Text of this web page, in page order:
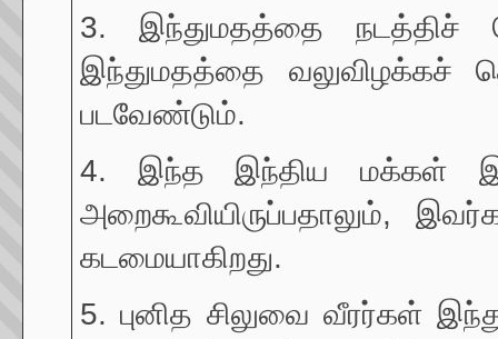
3. இந்துமதத்தை நடத்திச்
இந்துமதத்தை வலுவிழக்கச்
படவேண்டும்.
4. இந்த இந்திய மக்கள்
அறைகூவியிருப்பதாலும்,
கடமையாகிறது.
5. புனித சிலுவை வீரர்கள்